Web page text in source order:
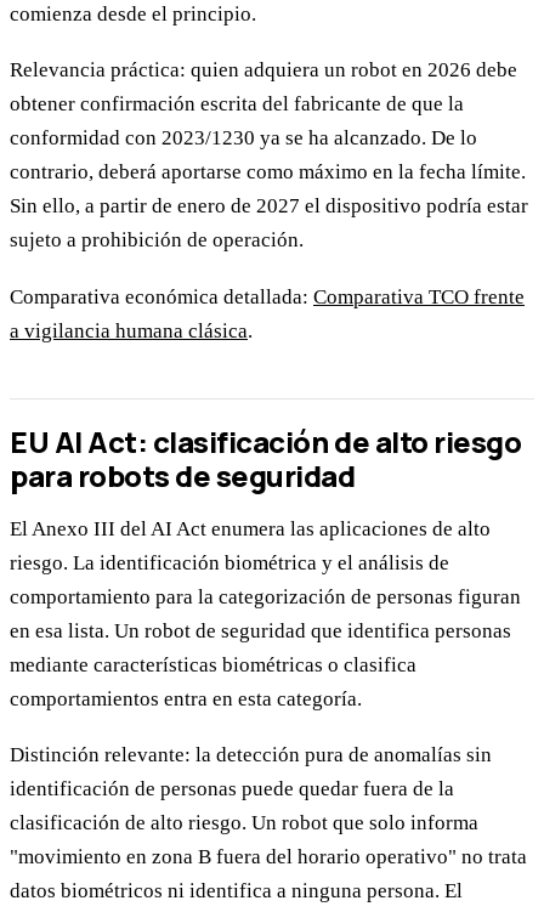
comienza desde el principio.
Relevancia práctica: quien adquiera un robot en 2026 debe
obtener confirmación escrita del fabricante de que la
conformidad con 2023/1230 ya se ha alcanzado. De lo
contrario, deberá aportarse como máximo en la fecha límite.
Sin ello, a partir de enero de 2027 el dispositivo podría estar
sujeto a prohibición de operación.
Comparativa económica detallada: Comparativa TCO frente
a vigilancia humana clásica.
EU AI Act: clasificación de alto riesgo
para robots de seguridad
El Anexo III del AI Act enumera las aplicaciones de alto
riesgo. La identificación biométrica y el análisis de
comportamiento para la categorización de personas figuran
en esa lista. Un robot de seguridad que identifica personas
mediante características biométricas o clasifica
comportamientos entra en esta categoría.
Distinción relevante: la detección pura de anomalías sin
identificación de personas puede quedar fuera de la
clasificación de alto riesgo. Un robot que solo informa
"movimiento en zona B fuera del horario operativo" no trata
datos biométricos ni identifica a ninguna persona. El